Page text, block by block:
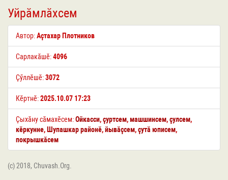
Уйрӑмлӑхсем
Автор:Аҫтахар Плотников
Сарлакӑшӗ:4096
Ҫӳллӗшӗ:3072
Кӗртнӗ:2025.10.07 17:23
Ҫыхӑну сӑмахӗсем:Ойкасси,ҫуртсем,машшинсем,ҫулсем,
кӗркунне,Шупашкар районӗ,йывӑҫсем,ҫутӑ юписем,
покрышкӑсем
(c) 2018, Chuvash.Org.